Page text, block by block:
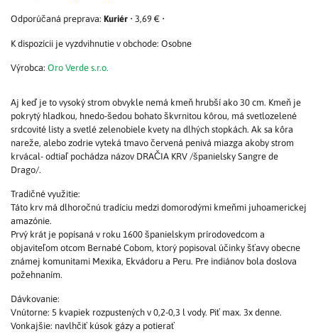
Kuriér • 3,69 € •
Osobne
Výrobca: Oro Verde s.r.o.
Aj keď je to vysoký strom obvykle nemá kmeň hrubší ako 30 cm. Kmeň je
pokrytý hladkou, hnedo-šedou bohato škvrnitou kôrou, má svetlozelené
srdcovité listy a svetlé zelenobiele kvety na dlhých stopkách. Ak sa kôra
nareže, alebo zodrie vyteká tmavo červená penivá miazga akoby strom
krvácal- odtiaľ pochádza názov DRAČIA KRV /španielsky Sangre de
Drago/.
Tradičné využitie:
Táto krv má dlhoročnú tradíciu medzi domorodými kmeňmi juhoamerickej
amazónie.
Prvý krát je popísaná v roku 1600 španielskym prírodovedcom a
objaviteľom otcom Bernabé Cobom, ktorý popisoval účinky šťavy obecne
známej komunitami Mexika, Ekvádoru a Peru. Pre indiánov bola doslova
požehnaním.
Dávkovanie:
Vnútorne: 5 kvapiek rozpustených v 0,2-0,3 l vody. Piť max. 3x denne.
Vonkajšie: navlhčiť kúsok gázy a potierať